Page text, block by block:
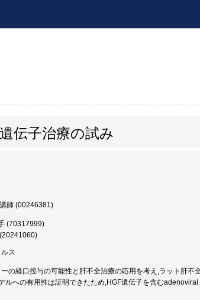
伝子治療の試み
師 (00246381)
(70317999)
ス
の経口投与の可能性と肝不全治療の応用を考え,ラット肝不
ルへの有用性は証明できたため,HGF遺伝子を含む